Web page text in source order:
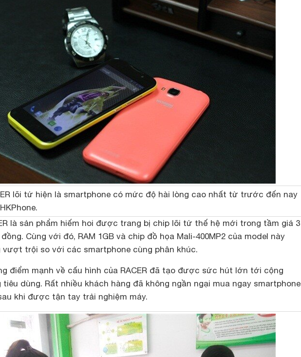
lõi tứ hiện là smartphone có mức độ hài lòng cao nhất từ trước đến nay
là sản phẩm hiếm hoi được trang bị chip lõi tứ thế hệ mới trong tầm giá 3
Cùng với đó, RAM 1GB và chip đồ họa Mali-400MP2 của model này
vượt trội so với các smartphone cùng phân khúc.
điểm mạnh về cấu hình của RACER đã tạo được sức hút lớn tới cộng
tiêu dùng. Rất nhiều khách hàng đã không ngần ngại mua ngay smartphone
khi được tận tay trải nghiệm máy.